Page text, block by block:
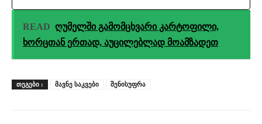
READ ღუმელში გამომცხვარი კარტოფილი,
ხორცთან ერთად, აუცილებლად მოამზადეთ
ᲗᲔᲒᲔᲑᲘ : მავნე საკვები შენისუფრა